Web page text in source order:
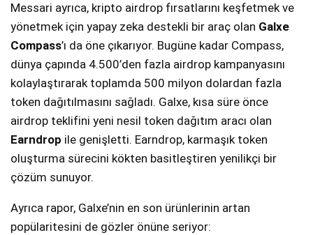
Messari ayrıca, kripto airdrop fırsatlarını keşfetmek ve
yönetmek için yapay zeka destekli bir araç olan Galxe
Compass’ı da öne çıkarıyor. Bugüne kadar Compass,
dünya çapında 4.500’den fazla airdrop kampanyasını
kolaylaştırarak toplamda 500 milyon dolardan fazla
token dağıtılmasını sağladı. Galxe, kısa süre önce
airdrop teklifini yeni nesil token dağıtım aracı olan
Earndrop ile genişletti. Earndrop, karmaşık token
oluşturma sürecini kökten basitleştiren yenilikçi bir
çözüm sunuyor.
Ayrıca rapor, Galxe’nin en son ürünlerinin artan
popülaritesini de gözler önüne seriyor: